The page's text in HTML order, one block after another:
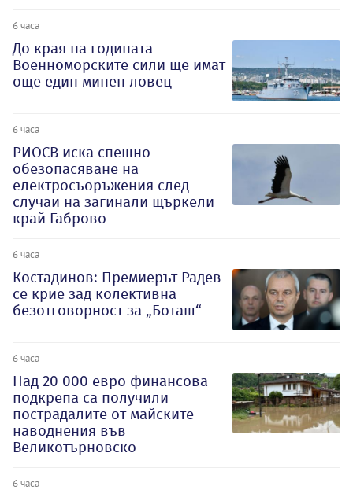
6 часа
До края на годината
Военноморските сили ще имат
още един минен ловец
6 часа
РИОСВ иска спешно
обезопасяване на
електросъоръжения след
случаи на загинали щъркели
край Габрово
6 часа
Костадинов: Премиерът Радев
се крие зад колективна
безотговорност за „Боташ“
6 часа
Над 20 000 евро финансова
подкрепа са получили
пострадалите от майските
наводнения във
Великотърновско
6 часа